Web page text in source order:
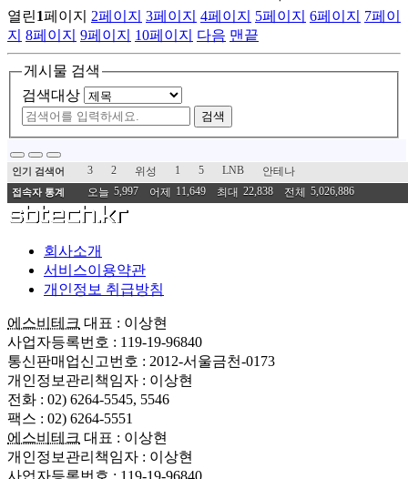
열린1페이지 2페이지 3페이지 4페이지 5페이지 6페이지 7페이
지 8페이지 9페이지 10페이지 다음 맨끝
게시물 검색
검색대상
검색
인기 검색어 3 2 위성 1 5 LNB 안테나
접속자 통계 오늘 5,997 어제 11,649 최대 22,838 전체 5,026,886
회사소개
서비스이용약관
개인정보 취급방침
에스비테크 대표 : 이상현
사업자등록번호 : 119-19-96840
통신판매업신고번호 : 2012-서울금천-0173
개인정보관리책임자 : 이상현
전화 : 02) 6264-5545, 5546
팩스 : 02) 6264-5551
에스비테크 대표 : 이상현
개인정보관리책임자 : 이상현
사업자등록번호 : 119-19-96840